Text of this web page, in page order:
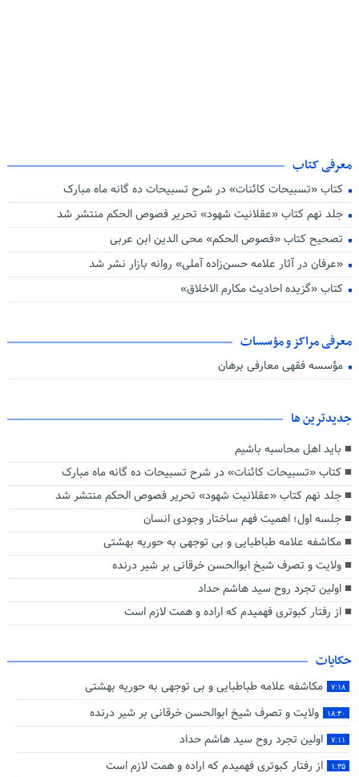
دفتر محاسبه نفس و برنامه ریزی ایمان
معرفی کتاب
کتاب «تسبیحات کائنات» در شرح تسبیحات ده‌ گانه ماه مبارک
جلد نهم کتاب «عقلانیت شهود» تحریر فصوص الحکم منتشر شد
تصحیح کتاب «فصوص الحکم» محی الدین ابن عربی
«عرفان در آثار علامه حسن‌زاده آملی» روانه بازار نشر شد
کتاب «گزیده احادیث مکارم الاخلاق»
معرفی مراکز و مؤسسات
مؤسسه فقهی معارفی برهان
جديدترين ها
باید اهل محاسبه باشیم
کتاب «تسبیحات کائنات» در شرح تسبیحات ده‌ گانه ماه مبارک
جلد نهم کتاب «عقلانیت شهود» تحریر فصوص الحکم منتشر شد
جلسه اول؛ اهمیت فهم ساختار وجودی انسان
مکاشفه علامه طباطبایی و بی توجهی به حوریه بهشتی
ولایت و تصرف شیخ ابوالحسن خرقانی بر شیر درنده
اولین تجرد روح سید هاشم حداد
از رفتار کبوتری فهمیدم که اراده و همت لازم است
حکایات
۷:۱۸ مکاشفه علامه طباطبایی و بی توجهی به حوریه بهشتی
۱۸:۴۰ ولایت و تصرف شیخ ابوالحسن خرقانی بر شیر درنده
۷:۱۱ اولین تجرد روح سید هاشم حداد
۱:۳۵ از رفتار کبوتری فهمیدم که اراده و همت لازم است